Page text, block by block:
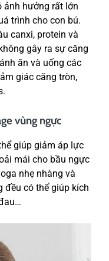
ảnh hưởng rất lớn
trình cho con bú.
canxi, protein và
gây ra sự căng
ăn và uống các
giác căng tròn,
vùng ngực
giúp giảm áp lực
mái cho bầu ngực
nhẹ nhàng và
đều có thể giúp kích